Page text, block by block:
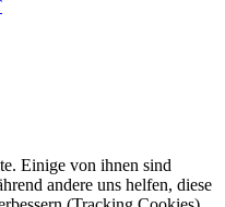
Einige von ihnen sind
andere uns helfen, diese